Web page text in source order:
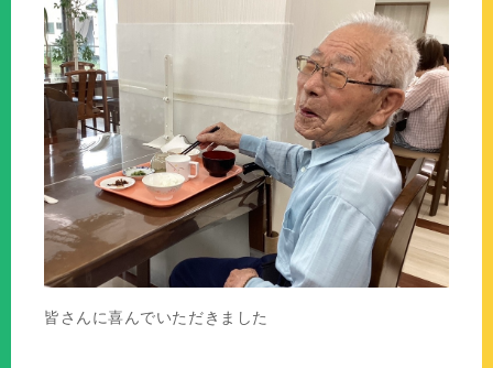
皆さんに喜んでいただきました